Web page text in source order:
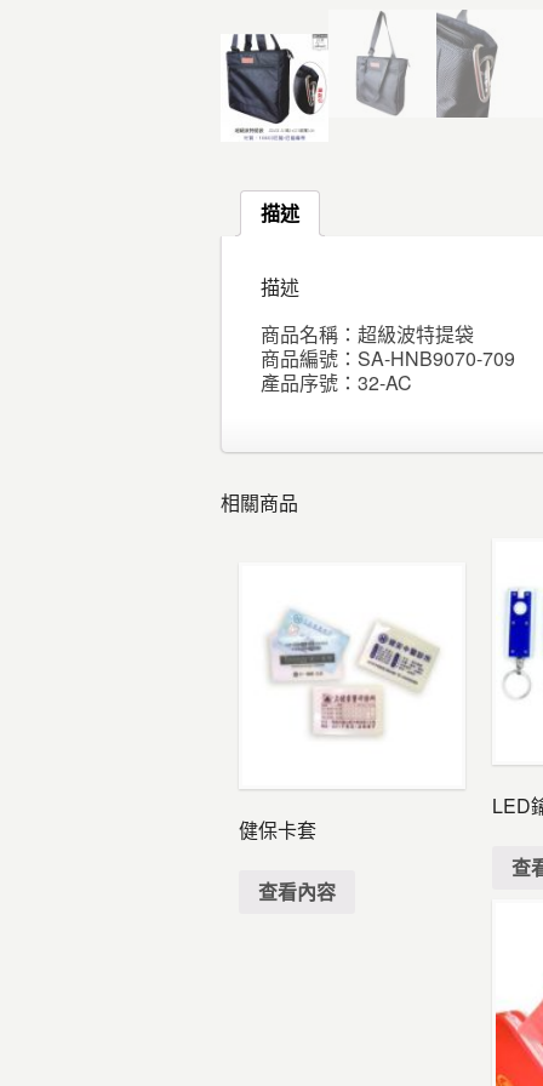
描述
描述
商品名稱：超級波特提袋
商品編號：SA-HNB9070-709
產品序號：32-AC
相關商品
健保卡套
查看內容
LED
查